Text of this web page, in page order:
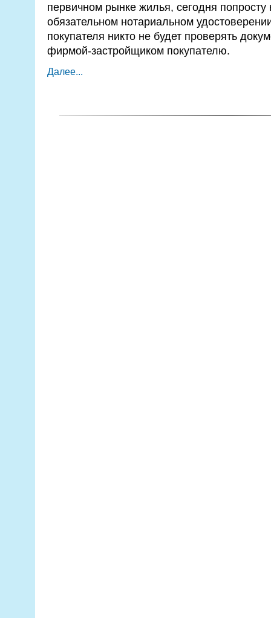
первичном рынке жилья, сегодня
обязательном нотариальном
покупателя никто не будет проверять
фирмой-застройщиком покупателю.
Далее...